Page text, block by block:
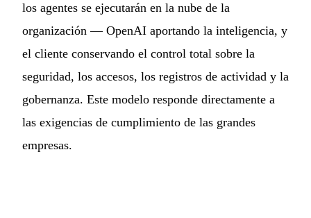
los agentes se ejecutarán en la nube de la
organización — OpenAI aportando la inteligencia, y
el cliente conservando el control total sobre la
seguridad, los accesos, los registros de actividad y la
gobernanza. Este modelo responde directamente a
las exigencias de cumplimiento de las grandes
empresas.